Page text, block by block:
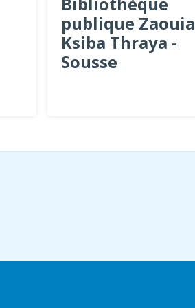
publique Zaouia
Ksiba Thraya -
Sousse